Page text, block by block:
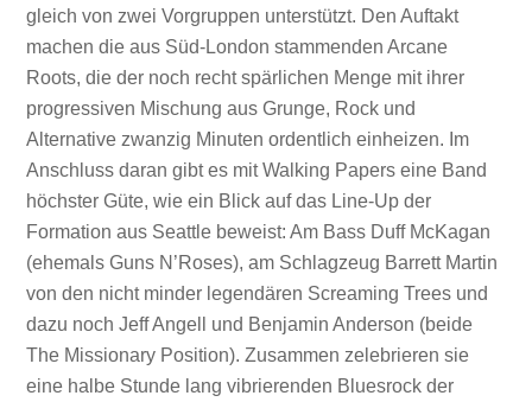
gleich von zwei Vorgruppen unterstützt. Den Auftakt
machen die aus Süd-London stammenden Arcane
Roots, die der noch recht spärlichen Menge mit ihrer
progressiven Mischung aus Grunge, Rock und
Alternative zwanzig Minuten ordentlich einheizen. Im
Anschluss daran gibt es mit Walking Papers eine Band
höchster Güte, wie ein Blick auf das Line-Up der
Formation aus Seattle beweist: Am Bass Duff McKagan
(ehemals Guns N’Roses), am Schlagzeug Barrett Martin
von den nicht minder legendären Screaming Trees und
dazu noch Jeff Angell und Benjamin Anderson (beide
The Missionary Position). Zusammen zelebrieren sie
eine halbe Stunde lang vibrierenden Bluesrock der